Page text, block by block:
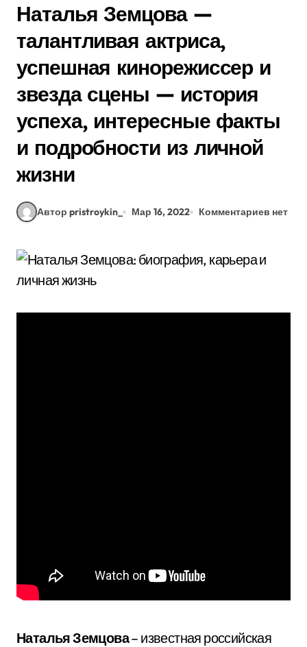
Наталья Земцова —
талантливая актриса,
успешная кинорежиссер и
звезда сцены — история
успеха, интересные факты
и подробности из личной
жизни
Автор pristroykin_ Мар 16, 2022 Комментариев нет
Наталья Земцова– известная российская